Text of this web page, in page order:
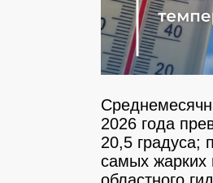
2026 года
20,5 градуса;
самых жарких